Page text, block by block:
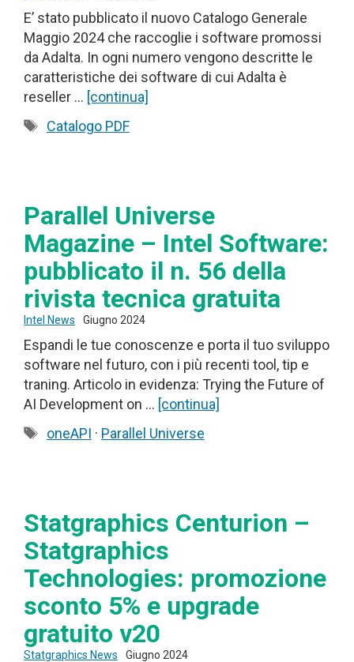
E’ stato pubblicato il nuovo Catalogo Generale
Maggio 2024 che raccoglie i software promossi
da Adalta. In ogni numero vengono descritte le
caratteristiche dei software di cui Adalta è
reseller … [continua]
Tag
Catalogo PDF
Parallel Universe
Magazine – Intel Software:
pubblicato il n. 56 della
rivista tecnica gratuita
Intel News Giugno 2024
Espandi le tue conoscenze e porta il tuo sviluppo
software nel futuro, con i più recenti tool, tip e
traning. Articolo in evidenza: Trying the Future of
AI Development on … [continua]
Tag
oneAPI · Parallel Universe
Statgraphics Centurion –
Statgraphics
Technologies: promozione
sconto 5% e upgrade
gratuito v20
Statgraphics News Giugno 2024